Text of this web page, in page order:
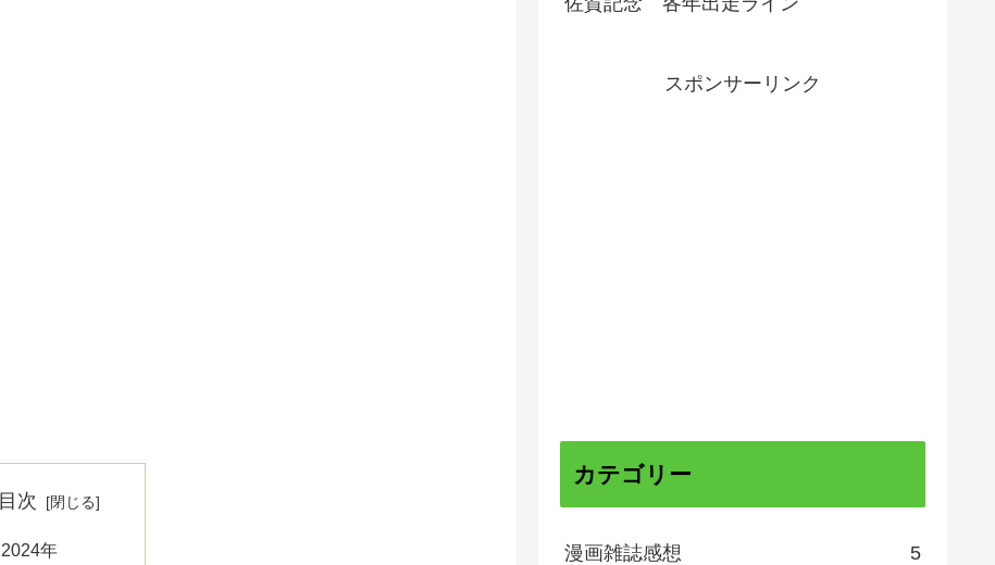
目次
2024年
スポンサーリンク
カテゴリー
漫画雑誌感想 5